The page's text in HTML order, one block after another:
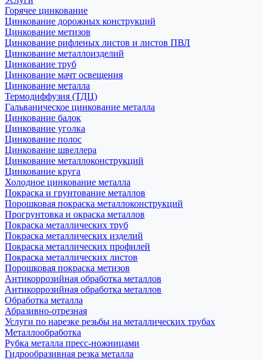
Горячее цинкование
Цинкование дорожных конструкций
Цинкование метизов
Цинкование рифленых листов и листов ПВЛ
Цинкование металлоизделий
Цинкование труб
Цинкование мачт освещения
Цинкование металла
Термодиффузия (ТДЦ)
Гальваническое цинкование металла
Цинкование балок
Цинкование уголка
Цинкование полос
Цинкование швеллера
Цинкование металлоконструкций
Цинкование круга
Холодное цинкование металла
Покраска и грунтование металлов
Порошковая покраска металлоконструкций
Прогрунтовка и окраска металлов
Покраска металлических труб
Покраска металлических изделий
Покраска металлических профилей
Покраска металлических листов
Порошковая покраска метизов
Антикоррозийная обработка металлов
Антикоррозийная обработка металлов
Обработка металла
Абразивно-отрезная
Услуги по нарезке резьбы на металлических трубах
Металлообработка
Рубка металла пресс-ножницами
Гидрообразивная резка металла